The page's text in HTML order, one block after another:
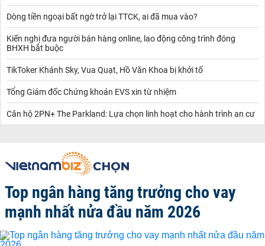
Dòng tiền ngoại bất ngờ trở lại TTCK, ai đã mua vào?
Kiến nghị đưa người bán hàng online, lao động công trình đóng
BHXH bắt buộc
TikToker Khánh Sky, Vua Quạt, Hồ Văn Khoa bị khởi tố
Tổng Giám đốc Chứng khoán EVS xin từ nhiệm
Căn hộ 2PN+ The Parkland: Lựa chọn linh hoạt cho hành trình an cư
Top ngân hàng tăng trưởng cho vay
mạnh nhất nửa đầu năm 2026